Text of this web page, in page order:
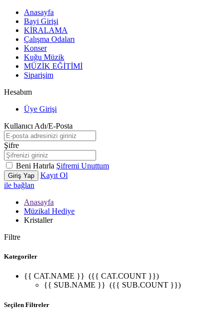
Anasayfa
Bayi Girişi
KİRALAMA
Çalışma Odaları
Konser
Kuğu Müzik
MÜZİK EĞİTİMİ
Siparişim
Hesabım
Üye Girişi
Kullanıcı Adı/E-Posta
Şifre
Beni Hatırla Şifremi Unuttum
Giriş Yap
Kayıt Ol
ile bağlan
Anasayfa
Müzikal Hediye
Kristaller
Filtre
Kategoriler
{{ CAT.NAME }} ({{ CAT.COUNT }})
{{ SUB.NAME }} ({{ SUB.COUNT }})
Seçilen Filtreler